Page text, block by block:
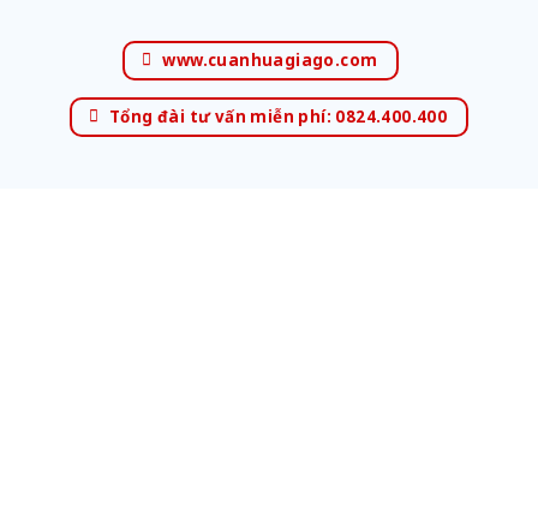
www.cuanhuagiago.com
Tổng đài tư vấn miễn phí: 0824.400.400